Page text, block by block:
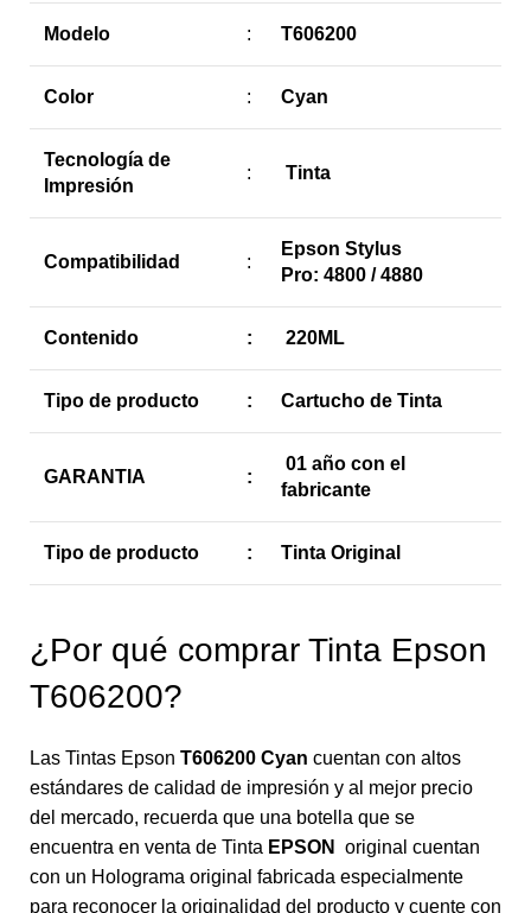
Modelo : T606200
Color : Cyan
Tecnología de
Impresión
: Tinta
Compatibilidad :
Epson Stylus
Pro: 4800 / 4880
Contenido : 220ML
Tipo de producto : Cartucho de Tinta
GARANTIA :
01 año con el
fabricante
Tipo de producto : Tinta Original
¿Por qué comprar Tinta Epson
T606200?
Las Tintas Epson T606200 Cyan cuentan con altos
estándares de calidad de impresión y al mejor precio
del mercado, recuerda que una botella que se
encuentra en venta de Tinta EPSON
original cuentan
con un Holograma original fabricada especialmente
para reconocer la originalidad del producto y cuente con